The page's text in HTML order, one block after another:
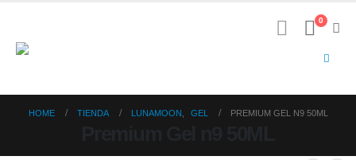
0
HOME TIENDA LUNAMOON GEL PREMIUM GEL N9 50ML